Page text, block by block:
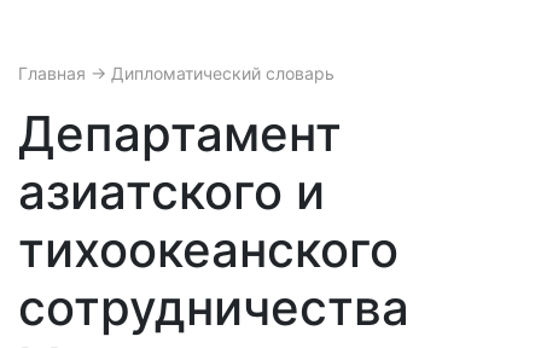
Главная → Дипломатический словарь
Департамент
азиатского и
тихоокеанского
сотрудничества